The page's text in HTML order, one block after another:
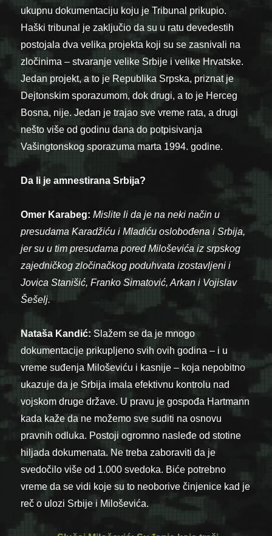
ukupnu dokumentaciju koju je Tribunal prikupio.
Haški tribunal je zaključio da su u ratu devedestih
postojala dva velika projekta koji su se zasnivali na
zločinima – stvaranje velike Srbije i velike Hrvatske.
Jedan projekt, a to je Republika Srpska, priznat je
Dejtonskim sporazumom, dok drugi, a to je Herceg
Bosna, nije. Jedan je trajao sve vreme rata, a drugi
nešto više od godinu dana do potpisivanja
Vašingtonskog sporazuma marta 1994. godine.
Da li je amnestirana Srbija?
Omer Karabeg:Mislite li da je na neki način u
presudama Karadžiću i Mladiću oslobođena i Srbija,
jer su u tim presudama pored Miloševića iz srpskog
zajedničkog zločinačkog poduhvata izostavljeni i
Jovica Stanišić, Franko Simatović, Arkan i Vojislav
Šešelj.
Nataša Kandić: Slažem se da je mnogo
dokumentacije prikupljeno svih ovih godina – i u
vreme suđenja Miloševiću i kasnije – koja nepobitno
ukazuje da je Srbija imala efektivnu kontrolu nad
vojskom druge države. U pravu je gospođa Hartmann
kada kaže da ne možemo sve suditi na osnovu
pravnih odluka. Postoji ogromno nasleđe od stotine
hiljada dokumenata. Ne treba zaboraviti da je
svedočilo više od 1.000 svedoka. Biće potrebno
vreme da se vidi koje su to neoborive činjenice kad je
reč o ulozi Srbije i Miloševića.